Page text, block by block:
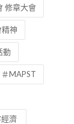
修章大會
精神
動
MAPST
濟